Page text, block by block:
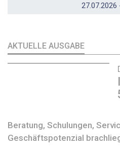
27.07.2026
AKTUELLE AUSGABE
Beratung, Schulungen,
Geschäftspotenzial